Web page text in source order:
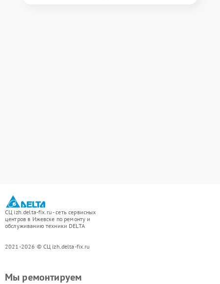
СЦ izh.delta-fix.ru - сеть сервисных
центров в Ижевске по ремонту и
обслуживанию техники DELTA
2021-2026 © СЦ izh.delta-fix.ru
Мы ремонтируем